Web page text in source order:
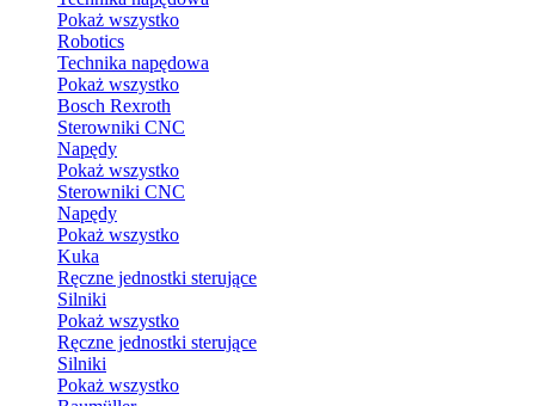
Pokaż wszystko
Robotics
Technika napędowa
Pokaż wszystko
Bosch Rexroth
Sterowniki CNC
Napędy
Pokaż wszystko
Sterowniki CNC
Napędy
Pokaż wszystko
Kuka
Ręczne jednostki sterujące
Silniki
Pokaż wszystko
Ręczne jednostki sterujące
Silniki
Pokaż wszystko